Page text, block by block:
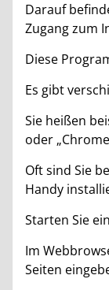
Darauf
Zugang zum
Diese
Es gibt
Sie heißen
oder
Oft sind Sie
Handy
Starten Sie
Im
Seiten